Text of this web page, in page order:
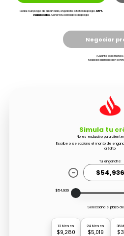
Realiza un pago de apartado, enganche o total de pago.100%
reembolsable.Genera tu concepto de pago
Negociar
¿Cuanto es lo menos?
Negocia el precio con el
Simula tu
No es exclusivo para
Escribe o selecciona el monto de
crédito
Tu enganche:
-
$54,936
Selecciona el plazo de
12 Meses
$9,280
24 Meses
$5,019
36